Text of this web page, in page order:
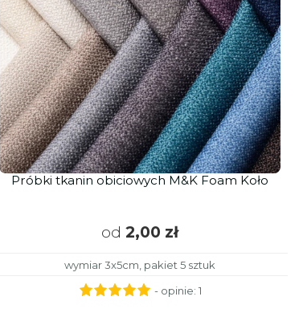
Próbki tkanin obiciowych M&K Foam Koło
od 2,00 zł
wymiar 3x5cm, pakiet 5 sztuk
- opinie: 1